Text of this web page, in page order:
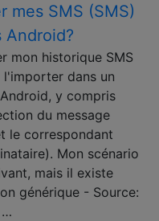
mes SMS (SMS)
Android?
mon historique SMS
l'importer dans un
y compris
du message
le correspondant
Mon scénario
mais il existe
générique - Source:
…